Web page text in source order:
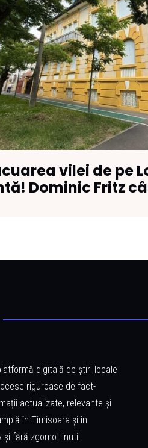
vilei de pe
Dominic Fritz
digitală de știri locale
riguroase de fact-
actualizate, relevante și
în Timisoara și în
și fără zgomot inutil.